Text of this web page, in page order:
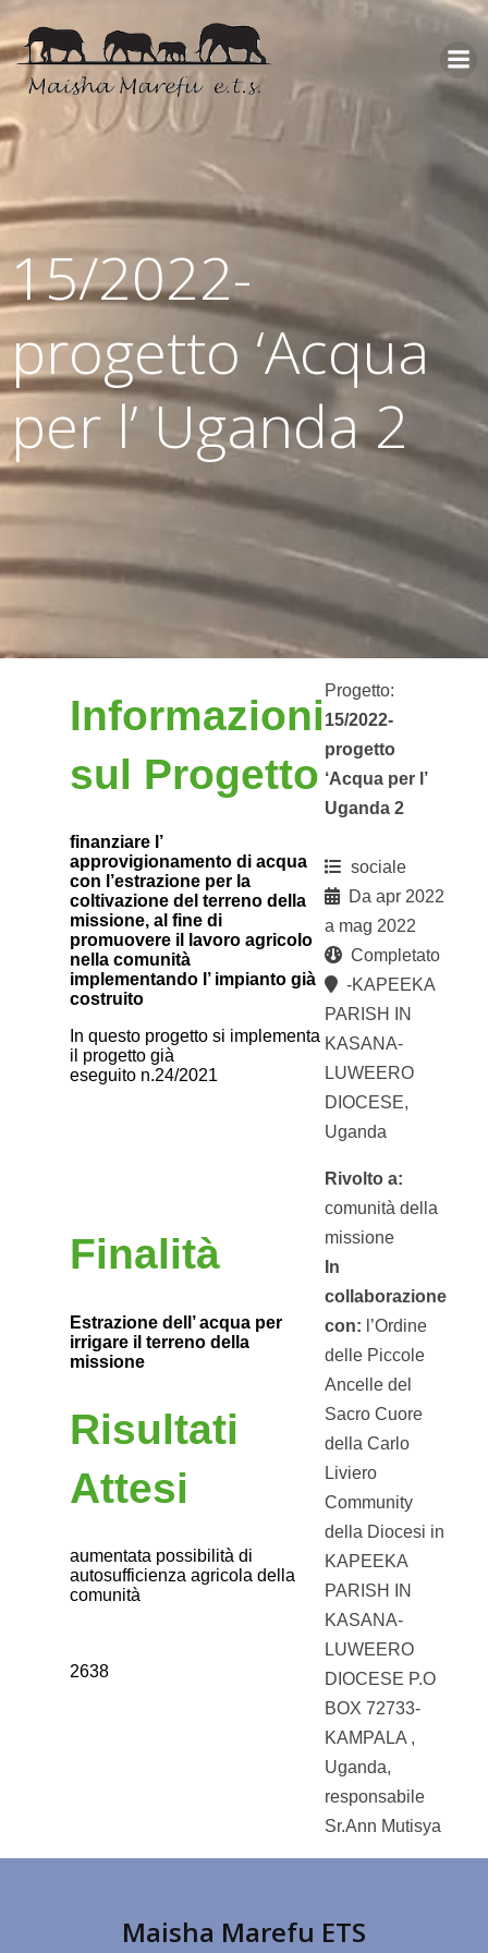
15/2022-
progetto ‘Acqua
per l’ Uganda 2
Informazioni
sul Progetto
finanziare l’
approvigionamento di acqua
con l’estrazione per la
coltivazione del terreno della
missione, al fine di
promuovere il lavoro agricolo
nella comunità
implementando l’ impianto già
costruito
In questo progetto si implementa
il progetto già
eseguito n.24/2021
Finalità
Estrazione dell’ acqua per
irrigare il terreno della
missione
Risultati
Attesi
aumentata possibilità di
autosufficienza agricola della
comunità
2638
Progetto:
15/2022-
progetto
‘Acqua per l’
Uganda 2
sociale
Da apr 2022
a mag 2022
Completato
-KAPEEKA
PARISH IN
KASANA-
LUWEERO
DIOCESE,
Uganda
Rivolto a:
comunità della
missione
In
collaborazione
con: l’Ordine
delle Piccole
Ancelle del
Sacro Cuore
della Carlo
Liviero
Community
della Diocesi in
KAPEEKA
PARISH IN
KASANA-
LUWEERO
DIOCESE P.O
BOX 72733-
KAMPALA ,
Uganda,
responsabile
Sr.Ann Mutisya
Maisha Marefu ETS